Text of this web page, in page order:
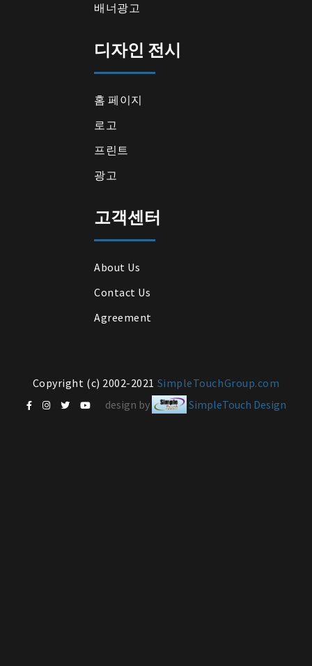
배너광고
디자인 전시
홈 페이지
로고
프린트
광고
고객센터
About Us
Contact Us
Agreement
Copyright (c) 2002-2021 SimpleTouchGroup.com
design by
SimpleTouch Design